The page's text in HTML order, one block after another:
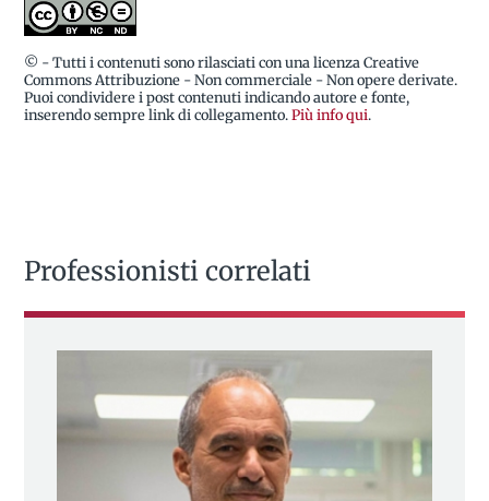
© - Tutti i contenuti sono rilasciati con una licenza Creative
Commons Attribuzione - Non commerciale - Non opere derivate.
Puoi condividere i post contenuti indicando autore e fonte,
inserendo sempre link di collegamento.Più info qui.
Professionisti correlati